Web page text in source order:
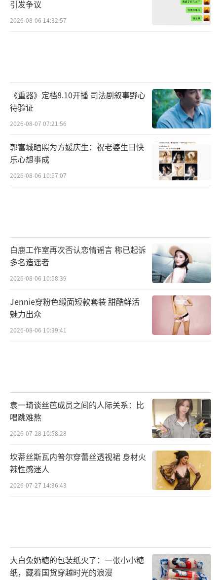
引发争议
2026-08-06 14:32:57
《重器》定档8.10开播 司法剧叙事野心
待验证
2026-08-07 07:21:56
郭富城晒照为方媛庆生：祝老婆生日快
乐心想事成
2026-08-06 10:57:07
白鹿工作室再次否认恋情谣言 称已起诉
多名造谣者
2026-08-06 10:58:39
Jennie穿粉色缎面短款套装 甜酷鲜活
魅力出众
2026-08-06 10:39:41
袁一琦谈丝芭成员之间的人际关系：比
唱跳难熬
2026-07-28 10:58:28
坎蒂丝斯瓦内普尔穿蕾丝透视裙 身材火
辣性感迷人
2026-07-27 14:36:43
大白兔奶糖的包装纸火了：一张小小糖
纸，藏着国货穿越时光的浪漫